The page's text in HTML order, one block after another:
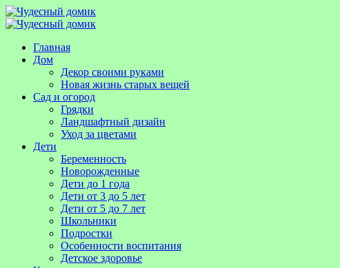
Главная
Дом
Декор своими руками
Новая жизнь старых вещей
Сад и огород
Грядки
Ландшафтный дизайн
Уход за цветами
Дети
Беременность
Новорожденные
Дети до 1 года
Дети от 3 до 5 лет
Дети от 5 до 7 лет
Школьники
Подростки
Особенности воспитания
Детское здоровье